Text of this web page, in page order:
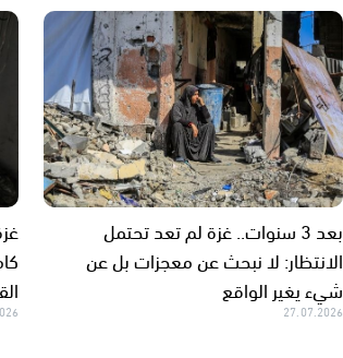
بعد 3 سنوات.. غزة لم تعد تحتمل
الانتظار: لا نبحث عن معجزات بل عن
شيء يغير الواقع
27.07.2026